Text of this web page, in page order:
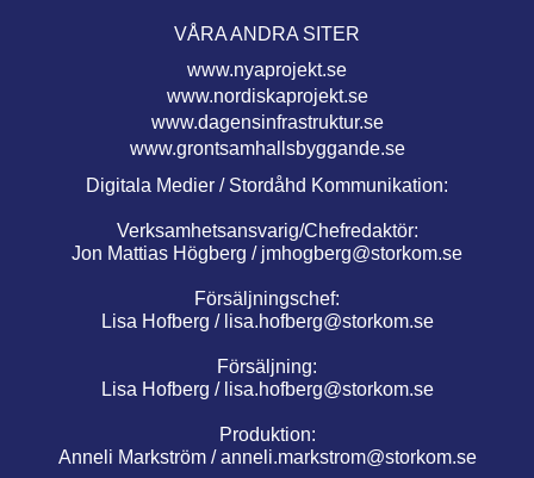
VÅRA ANDRA SITER
www.nyaprojekt.se
www.nordiskaprojekt.se
www.dagensinfrastruktur.se
www.grontsamhallsbyggande.se
Digitala Medier / Stordåhd Kommunikation:
Verksamhetsansvarig/Chefredaktör:
Jon Mattias Högberg / jmhogberg@storkom.se
Försäljningschef:
Lisa Hofberg / lisa.hofberg@storkom.se
Försäljning:
Lisa Hofberg / lisa.hofberg@storkom.se
Produktion:
Anneli Markström / anneli.markstrom@storkom.se